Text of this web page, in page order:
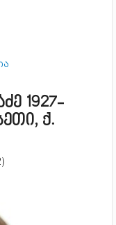
1927-
ქ.